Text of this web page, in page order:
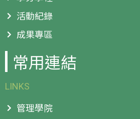
活動紀錄
成果專區
常用連結
LINKS
管理學院